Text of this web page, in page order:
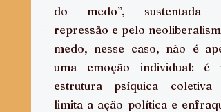
do medo”, sustentada
repressão e pelo
medo, nesse caso, não é
uma emoção individual: é
estrutura psíquica coletiva
limita a ação política e